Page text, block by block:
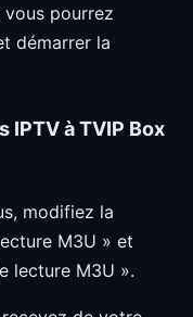
pourrez
démarrer la
IPTV à TVIP Box
modifiez la
M3U » et
lecture M3U ».